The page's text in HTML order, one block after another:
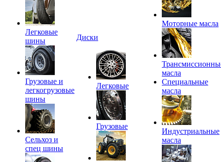
Легковые
шины
Грузовые и
легкогрузовые
шины
Сельхоз и
спец шины
Диски
Легковые
Грузовые
Моторные масла
масла
Специальные
масла
Индустриальные
масла